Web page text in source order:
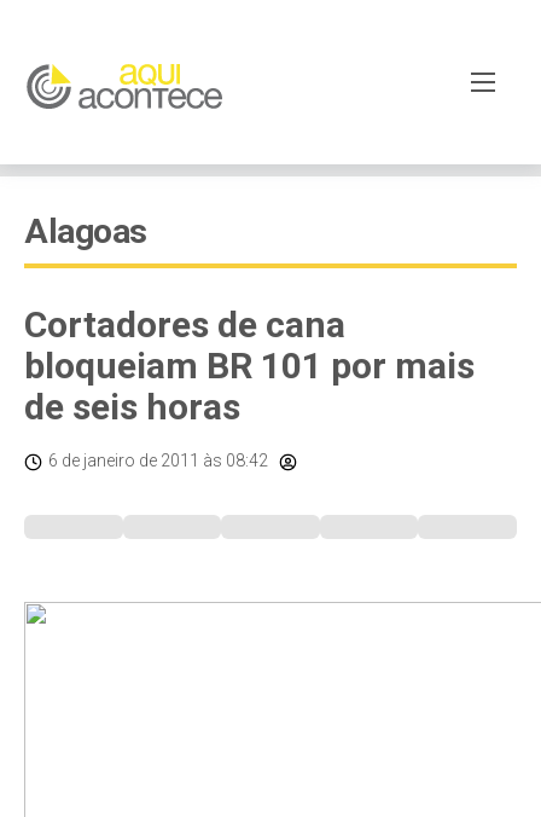
Alagoas
Cortadores de cana
bloqueiam BR 101 por mais
de seis horas
6 de janeiro de 2011 às 08:42